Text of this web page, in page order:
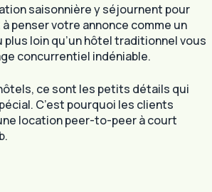
saisonnière y séjournent pour
penser votre annonce comme un
plus loin qu’un hôtel traditionnel vous
concurrentiel indéniable.
ce sont les petits détails qui
C’est pourquoi les clients
location peer-to-peer à court